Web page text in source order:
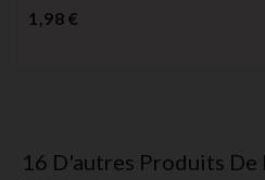
1,98 €
16 D'autres Produits De